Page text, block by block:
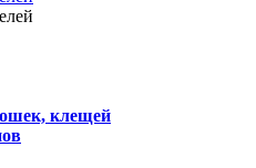
клещей